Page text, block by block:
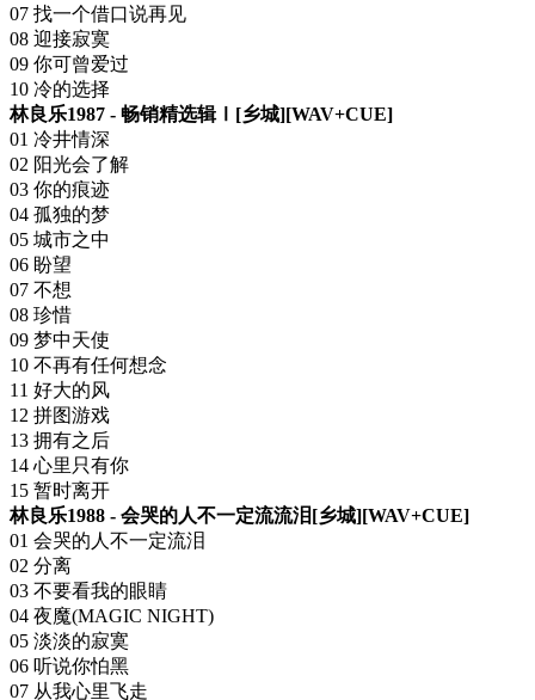
07 找一个借口说再见
08 迎接寂寞
09 你可曾爱过
10 冷的选择
林良乐1987 - 畅销精选辑Ⅰ[乡城][WAV+CUE]
01 冷井情深
02 阳光会了解
03 你的痕迹
04 孤独的梦
05 城市之中
06 盼望
07 不想
08 珍惜
09 梦中天使
10 不再有任何想念
11 好大的风
12 拼图游戏
13 拥有之后
14 心里只有你
15 暂时离开
林良乐1988 - 会哭的人不一定流流泪[乡城][WAV+CUE]
01 会哭的人不一定流泪
02 分离
03 不要看我的眼睛
04 夜魔(MAGIC NIGHT)
05 淡淡的寂寞
06 听说你怕黑
07 从我心里飞走